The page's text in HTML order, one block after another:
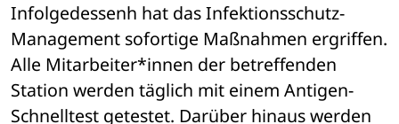
Infolgedessenh hat das Infektionsschutz-
Management sofortige Maßnahmen ergriffen.
Alle Mitarbeiter*innen der betreffenden
Station werden täglich mit einem Antigen-
Schnelltest getestet. Darüber hinaus werden